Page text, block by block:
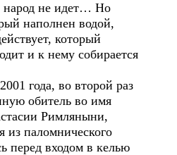
не идет… Но
наполнен водой,
который
и к нему собирается
года, во второй раз
обитель во имя
Римляныни,
из паломнического
перед входом в келью